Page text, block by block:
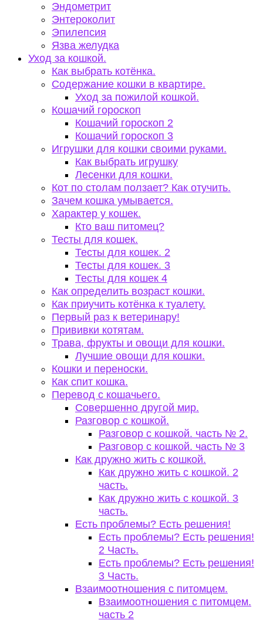
Эндометрит
Энтероколит
Эпилепсия
Язва желудка
Уход за кошкой.
Как выбрать котёнка.
Содержание кошки в квартире.
Уход за пожилой кошкой.
Кошачий гороскоп
Кошачий гороскоп 2
Кошачий гороскоп 3
Игрушки для кошки своими руками.
Как выбрать игрушку
Лесенки для кошки.
Кот по столам ползает? Как отучить.
Зачем кошка умывается.
Характер у кошек.
Кто ваш питомец?
Тесты для кошек.
Тесты для кошек. 2
Тесты для кошек. 3
Тесты для кошек 4
Как определить возраст кошки.
Как приучить котёнка к туалету.
Первый раз к ветеринару!
Прививки котятам.
Трава, фрукты и овощи для кошки.
Лучшие овощи для кошки.
Кошки и переноски.
Как спит кошка.
Перевод с кошачьего.
Совершенно другой мир.
Разговор с кошкой.
Разговор с кошкой. часть № 2.
Разговор с кошкой. часть № 3
Как дружно жить с кошкой.
Как дружно жить с кошкой. 2
часть.
Как дружно жить с кошкой. 3
часть.
Есть проблемы? Есть решения!
Есть проблемы? Есть решения!
2 Часть.
Есть проблемы? Есть решения!
3 Часть.
Взаимоотношения с питомцем.
Взаимоотношения с питомцем.
часть 2